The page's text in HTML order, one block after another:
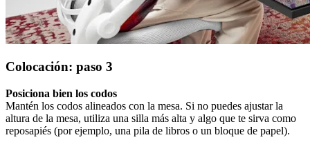
Colocación: paso 3
Posiciona bien los codos
Mantén los codos alineados con la mesa. Si no puedes ajustar la
altura de la mesa, utiliza una silla más alta y algo que te sirva como
reposapiés (por ejemplo, una pila de libros o un bloque de papel).